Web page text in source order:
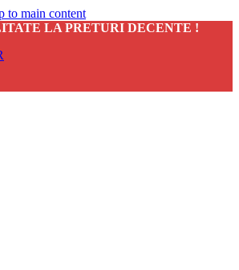
to main content
LA PRETURI DECENTE !